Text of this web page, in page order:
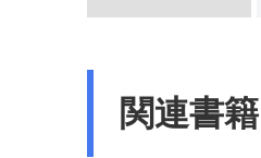
関連書籍